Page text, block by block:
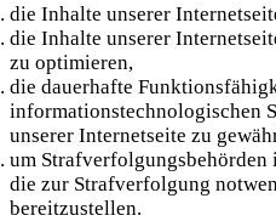
die Inhalte unserer
die Inhalte unserer
zu optimieren,
die dauerhafte
informationstechnologischen
unserer Internetseite zu
um
die zur Strafverfolgung
bereitzustellen.